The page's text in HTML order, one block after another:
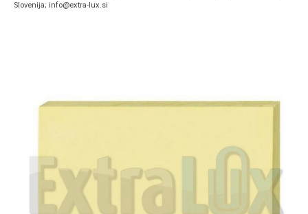
Slovenija; info@extra-lux.si